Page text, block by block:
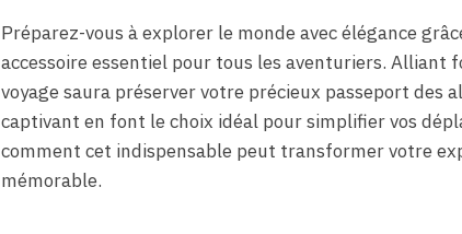
Préparez-vous à explorer le monde avec élégance
accessoire essentiel pour tous les aventuriers.
voyage saura préserver votre précieux passeport des
captivant en font le choix idéal pour simplifier vos
comment cet indispensable peut transformer votre
mémorable.